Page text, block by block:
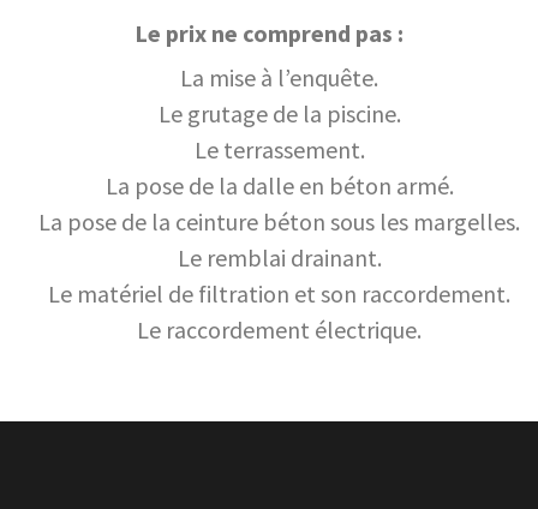
Le prix ne comprend pas :
La mise à l’enquête.
Le grutage de la piscine.
Le terrassement.
La pose de la dalle en béton armé.
La pose de la ceinture béton sous les margelles.
Le remblai drainant.
Le matériel de filtration et son raccordement.
Le raccordement électrique.